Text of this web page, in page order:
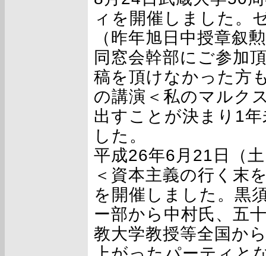
ィを開催しました。
（昨年旭日中授章叙
同窓会幹部にご参加
稿を頂けなかった方
の講演＜私のマルク
出すことが決まり1
した。
平成26年6月21日（
＜資本主義の行く末
を開催しました。黒
ー部から中村氏、五
教大学教授等全国か